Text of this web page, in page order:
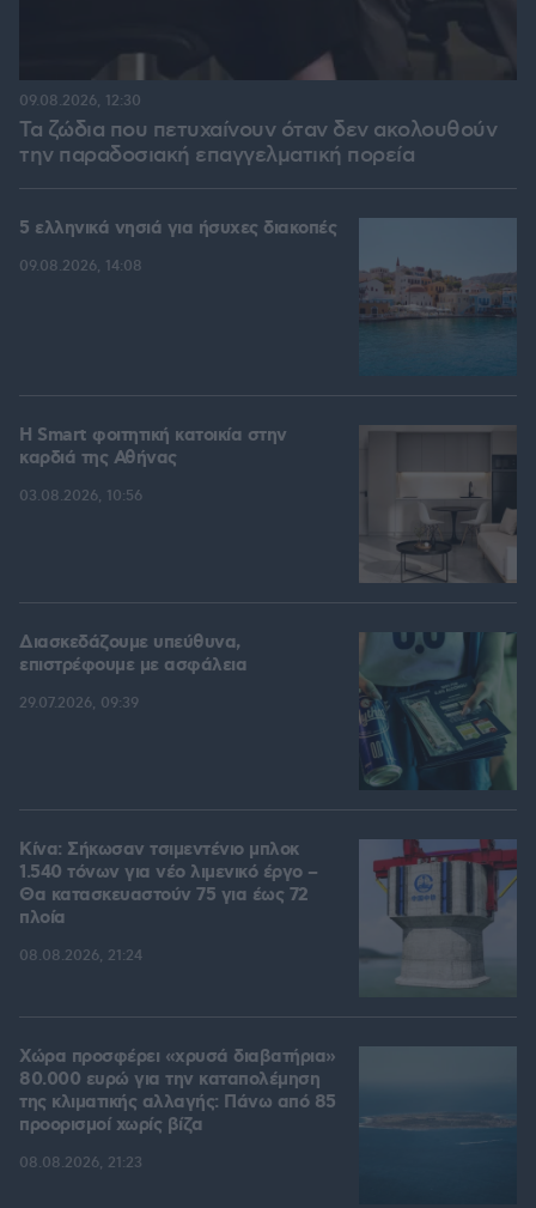
Τα ζώδια που πετυχαίνουν όταν δεν ακολουθούν
την παραδοσιακή επαγγελματική πορεία
09.08.2026, 12:30
5 ελληνικά νησιά για ήσυχες διακοπές
09.08.2026, 14:08
Η Smart φοιτητική κατοικία στην
καρδιά της Αθήνας
03.08.2026, 10:56
Διασκεδάζουμε υπεύθυνα,
επιστρέφουμε με ασφάλεια
29.07.2026, 09:39
Κίνα: Σήκωσαν τσιμεντένιο μπλοκ
1.540 τόνων για νέο λιμενικό έργο –
Θα κατασκευαστούν 75 για έως 72
πλοία
08.08.2026, 21:24
Χώρα προσφέρει «χρυσά διαβατήρια»
80.000 ευρώ για την καταπολέμηση
της κλιματικής αλλαγής: Πάνω από 85
προορισμοί χωρίς βίζα
08.08.2026, 21:23